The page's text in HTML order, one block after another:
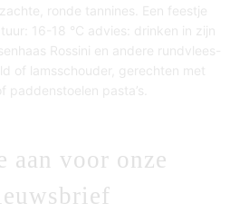
ronde tannines. Een feestje
16-18 °C advies: drinken in zijn
Rossini en andere rundvlees-
of lamsschouder, gerechten met
paddenstoelen pasta’s.
aan voor onze